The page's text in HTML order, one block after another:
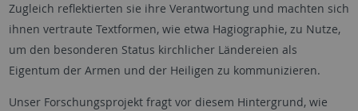
Zugleich reflektierten sie ihre Verantwortung und machten sich
ihnen vertraute Textformen, wie etwa Hagiographie, zu Nutze,
um den besonderen Status kirchlicher Ländereien als
Eigentum der Armen und der Heiligen zu kommunizieren.
Unser Forschungsprojekt fragt vor diesem Hintergrund, wie